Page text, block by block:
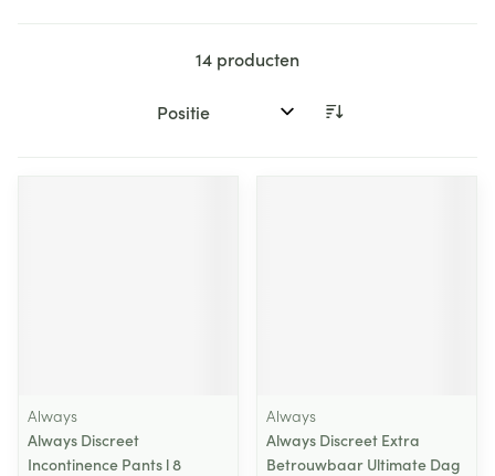
14 producten
Sorteer op:
Always
Always Discreet
Incontinence Pants l 8
Always
Always Discreet Extra
Betrouwbaar Ultimate Dag